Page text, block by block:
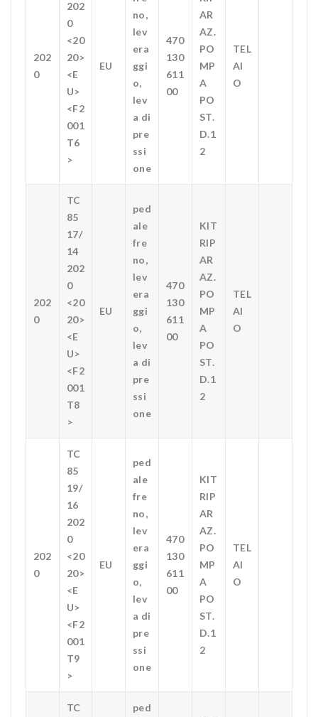
202
0
202
0
<20
20>
<E
U>
<F2
001
T6
>
EU
no,
lev
era
ggi
o,
lev
a di
pre
ssi
one
470
130
611
00
AR
AZ.
PO
MP
A
PO
ST.
D.1
2
TEL
AI
O
202
0
TC
85
17/
14
202
0
<20
20>
<E
U>
<F2
001
T8
>
EU
ped
ale
fre
no,
lev
era
ggi
o,
lev
a di
pre
ssi
one
470
130
611
00
KIT
RIP
AR
AZ.
PO
MP
A
PO
ST.
D.1
2
TEL
AI
O
202
0
TC
85
19/
16
202
0
<20
20>
<E
U>
<F2
001
T9
>
EU
ped
ale
fre
no,
lev
era
ggi
o,
lev
a di
pre
ssi
one
470
130
611
00
KIT
RIP
AR
AZ.
PO
MP
A
PO
ST.
D.1
2
TEL
AI
O
TC
ped